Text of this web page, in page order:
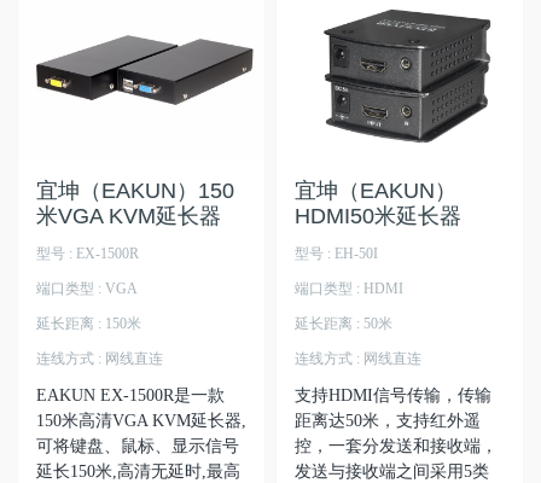
宜坤（EAKUN）150
米VGA KVM延长器
型号 : EX-1500R
端口类型 : VGA
延长距离 : 150米
连线方式 : 网线直连
EAKUN EX-1500R是一款
150米高清VGA KVM延长器,
可将键盘、鼠标、显示信号
延长150米,高清无延时,最高
宜坤（EAKUN）
HDMI50米延长器
型号 : EH-50I
端口类型 : HDMI
延长距离 : 50米
连线方式 : 网线直连
支持HDMI信号传输，传输
距离达50米，支持红外遥
控，一套分发送和接收端，
发送与接收端之间采用5类